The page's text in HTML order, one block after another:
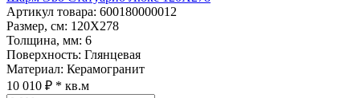
Артикул товара: 600180000012
Размер, см: 120Х278
Толщина, мм: 6
Поверхность: Глянцевая
Материал: Керамогранит
10 010 ₽ * кв.м